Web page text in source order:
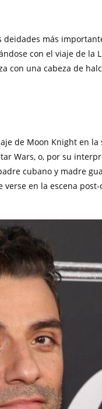
más
con el viaje de la
con una cabeza de
de Moon Knight en
Wars, o, por su
cubano y madre
en la escena